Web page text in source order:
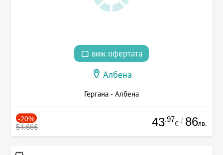
виж офертата
Албена
Гергана - Албена
-20%
54.66€ 43.97
€ / 86лв.